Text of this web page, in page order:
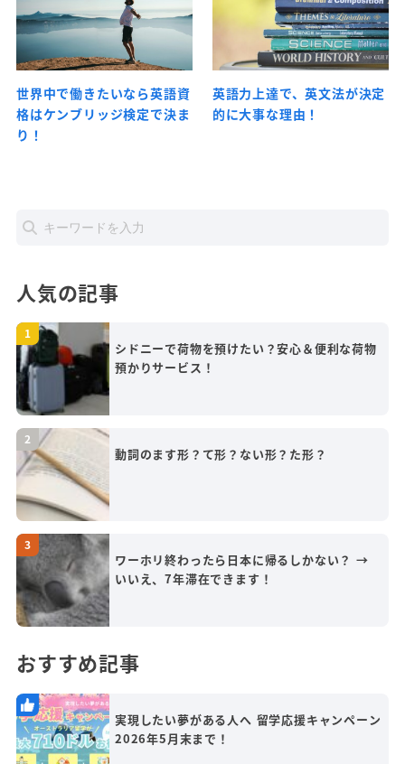
世界中で働きたいなら英語資
格はケンブリッジ検定で決ま
り！
英語力上達で、英文法が決定
的に大事な理由！
人気の記事
シドニーで荷物を預けたい？安心＆便利な荷物
預かりサービス！
動詞のます形？て形？ない形？た形？
ワーホリ終わったら日本に帰るしかない？ →
いいえ、7年滞在できます！
おすすめ記事
実現したい夢がある人へ 留学応援キャンペーン
2026年5月末まで！